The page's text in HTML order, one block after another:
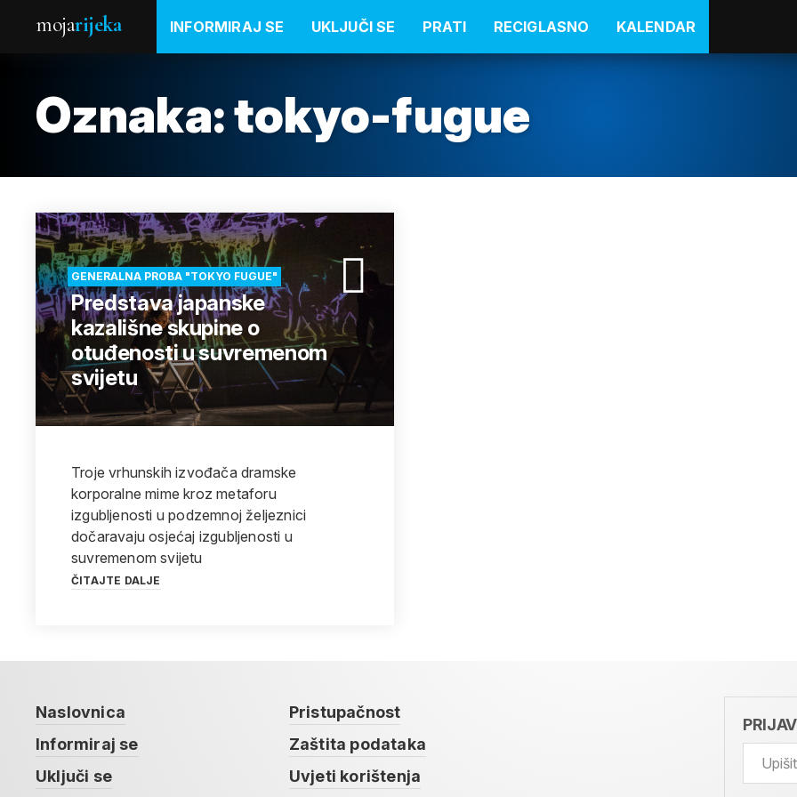
mojarijeka INFORMIRAJ SE UKLJUČI SE PRATI RECIGLASNO KALENDAR
Oznaka:tokyo-fugue
GENERALNA PROBA "TOKYO FUGUE"
Predstava japanske
kazališne skupine o
otuđenosti u suvremenom
svijetu
Troje vrhunskih izvođača dramske
korporalne mime kroz metaforu
izgubljenosti u podzemnoj željeznici
dočaravaju osjećaj izgubljenosti u
suvremenom svijetu
ČITAJTE DALJE
Naslovnica
Informiraj se
Uključi se
Pristupačnost
Zaštita podataka
Uvjeti korištenja